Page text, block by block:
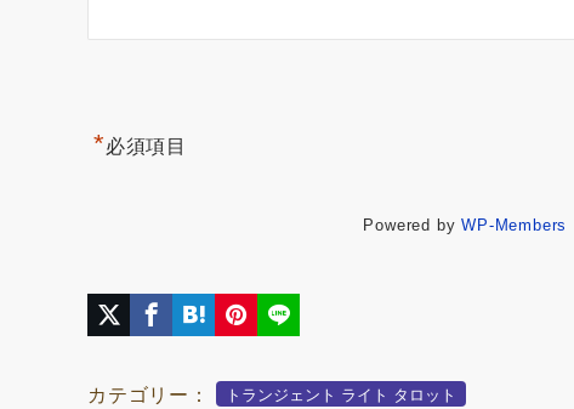
*必須項目
Powered byWP-Members
カテゴリー： トランジェント ライト タロット